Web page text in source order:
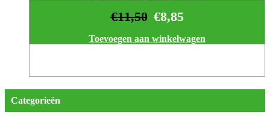
€8,85
€11,50
Toevoegen aan winkelwagen
Categorieën